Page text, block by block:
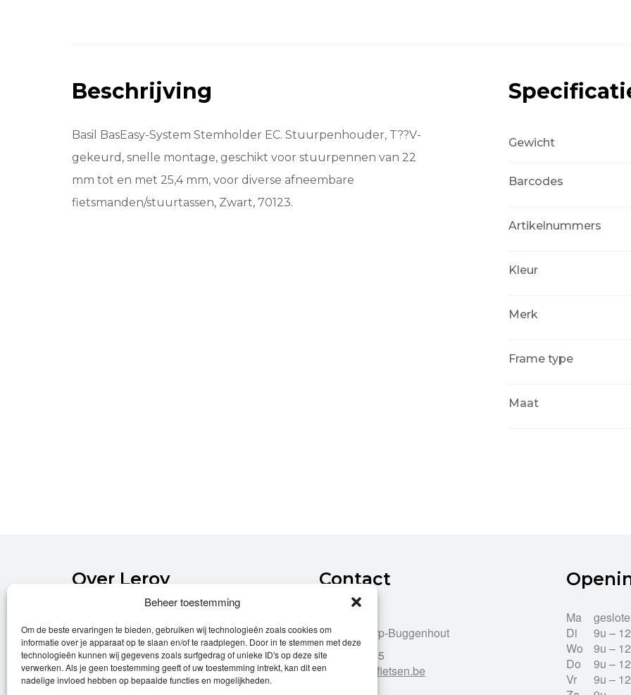
Beheer toestemming
Om de beste ervaringen te bieden, gebruiken wij technologieën zoals cookies om
informatie over je apparaat op te slaan en/of te raadplegen. Door in te stemmen met deze
technologieën kunnen wij gegevens zoals surfgedrag of unieke ID's op deze site
verwerken. Als je geen toestemming geeft of uw toestemming intrekt, kan dit een
nadelige invloed hebben op bepaalde functies en mogelijkheden.
Beschrijving
Basil BasEasy-System Stemholder EC. Stuurpenhouder, T??V-
gekeurd, snelle montage, geschikt voor stuurpennen van 22
mm tot en met 25,4 mm, voor diverse afneembare
fietsmanden/stuurtassen, Zwart, 70123.
Gewicht
Barcodes
Artikelnummers
Kleur
Merk
Frame type
Maat
Over Leroy
en eventuele herstellingen van
(elektrische) fietsen.
Privacyverklaring
Algemene voorwaarden
Contact
9255 Opdorp-Buggenhout
052/33.27.85
info@leroy-fietsen.be
Ma
Di
9u –
Wo
9u –
Do
9u –
Vr
9u –